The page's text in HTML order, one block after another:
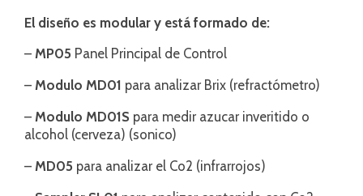
El diseño es modular y está formado de:
– MP05 Panel Principal de Control
– Modulo MD01 para analizar Brix (refractómetro)
– Modulo MD01S para medir azucar inveritido o
alcohol (cerveza) (sonico)
– MD05 para analizar el Co2 (infrarrojos)